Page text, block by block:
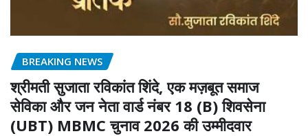
BREAKING NEWS
श्रीमती सुजाता रविकांत शिंदे, एक मज़बूत समाज
सेविका और जन नेता वार्ड नंबर 18 (B) शिवसेना
(UBT) MBMC चुनाव 2026 की उम्मीदवार